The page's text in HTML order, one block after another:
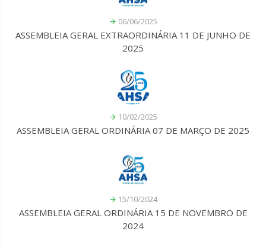
06/06/2025
ASSEMBLEIA GERAL EXTRAORDINÁRIA 11 DE JUNHO DE
2025
10/02/2025
ASSEMBLEIA GERAL ORDINÁRIA 07 DE MARÇO DE 2025
15/10/2024
ASSEMBLEIA GERAL ORDINÁRIA 15 DE NOVEMBRO DE
2024